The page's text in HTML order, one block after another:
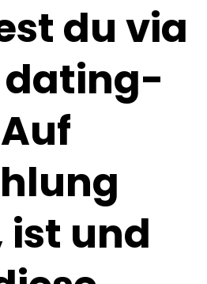
du via
dating-
ist und